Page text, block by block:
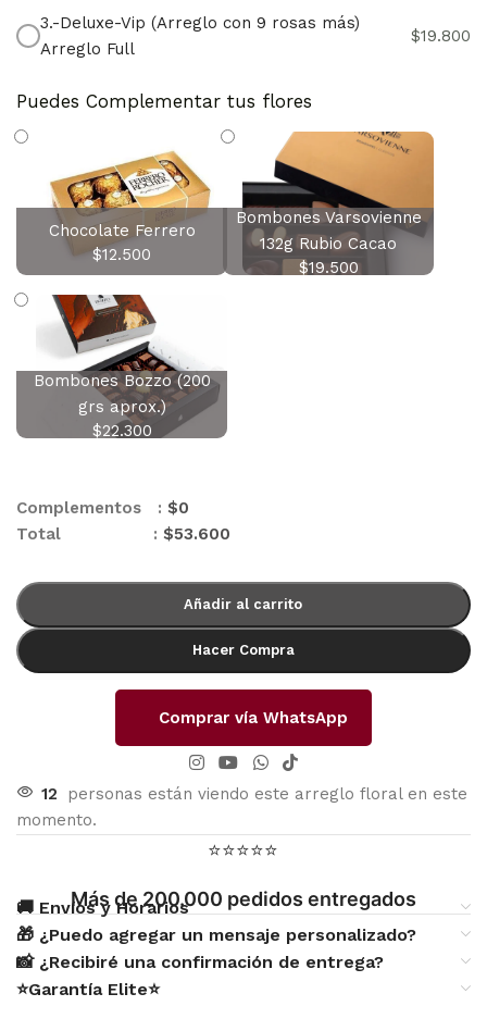
3.-Deluxe-Vip (Arreglo con 9 rosas más)
Arreglo Full
$19.800
Puedes Complementar tus flores
Chocolate Ferrero
$12.500
Bombones Varsovienne
132g Rubio Cacao
$19.500
Bombones Bozzo (200
grs aprox.)
$22.300
Complementos : $0
Total : $53.600
Añadir al carrito
Hacer Compra
Comprar vía WhatsApp
12
personas están viendo este arreglo floral en este
momento.
⭐⭐⭐⭐⭐
Más de 200.000 pedidos entregados
🚚 Envíos y Horarios
🎁 ¿Puedo agregar un mensaje personalizado?
📸 ¿Recibiré una confirmación de entrega?
⭐Garantía Elite⭐